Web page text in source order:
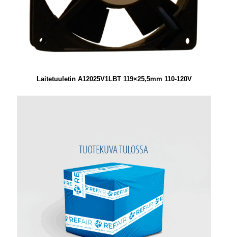
Laitetuuletin A12025V1LBT 119×25,5mm 110-120V